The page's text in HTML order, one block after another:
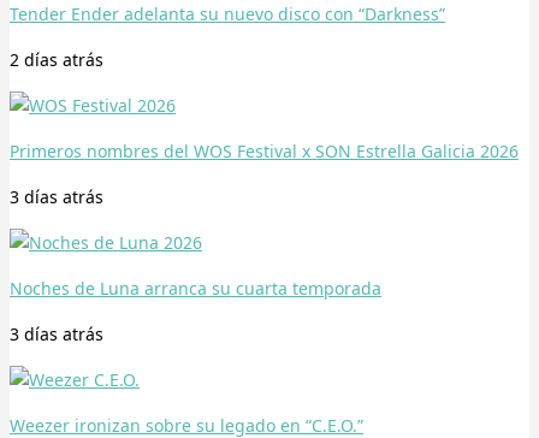
Tender Ender adelanta su nuevo disco con “Darkness”
2 días atrás
Primeros nombres del WOS Festival x SON Estrella Galicia 2026
3 días atrás
Noches de Luna arranca su cuarta temporada
3 días atrás
Weezer ironizan sobre su legado en “C.E.O.”